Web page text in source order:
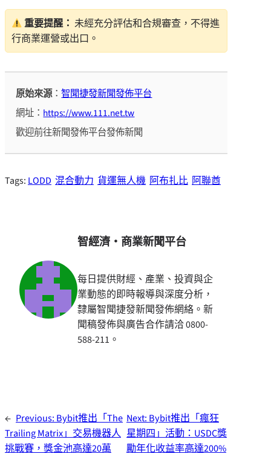
重要提醒： 未經充分評估和合規審查，不得進
行商業運營或出口。
原始來源：智聞捷發新聞發佈平台
網址： https://www.111.net.tw
歡迎前往新聞發佈平台發佈新聞
Tags: LODD 混合動力 貨運無人機 阿布扎比 阿聯酋
智經濟・商業新聞平台
每日提供財經、產業、投資與企
業動態的即時報導與深度分析，
隸屬智聞捷發新聞發佈網絡。新
聞稿發佈與廣告合作請洽 0800-
588-211。
← Previous: Bybit推出「The
Trailing Matrix」交易機器人
挑戰賽，獎金池高達20萬
Next: Bybit推出「瘋狂
星期四」活動：USDC獎
勵年化收益率高達200%